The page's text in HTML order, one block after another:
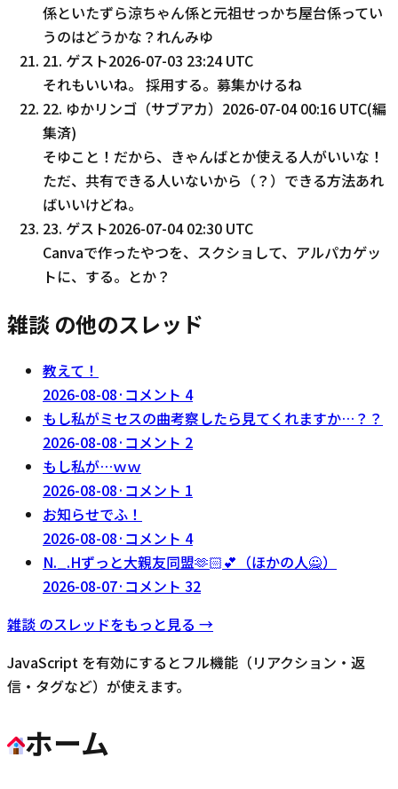
係といたずら涼ちゃん係と元祖せっかち屋台係ってい
うのはどうかな？れんみゆ
21. ゲスト2026-07-03 23:24 UTC
それもいいね。 採用する。募集かけるね
22. ゆかリンゴ（サブアカ） 2026-07-04 00:16 UTC(編
集済)
そゆこと！だから、きゃんばとか使える人がいいな！
ただ、共有できる人いないから（？）できる方法あれ
ばいいけどね。
23. ゲスト2026-07-04 02:30 UTC
Canvaで作ったやつを、スクショして、アルパカゲッ
トに、する。とか？
雑談 の他のスレッド
教えて！
2026-08-08· コメント 4
もし私がミセスの曲考察したら見てくれますか…？？
2026-08-08· コメント 2
もし私が…ｗｗ
2026-08-08· コメント 1
お知らせでふ！
2026-08-08· コメント 4
N._.Hずっと大親友同盟‪🫶🏻‬💕︎︎（ほかの人🙅）
2026-08-07· コメント 32
雑談 のスレッドをもっと見る →
JavaScript を有効にするとフル機能（リアクション・返
信・タグなど）が使えます。
ホーム